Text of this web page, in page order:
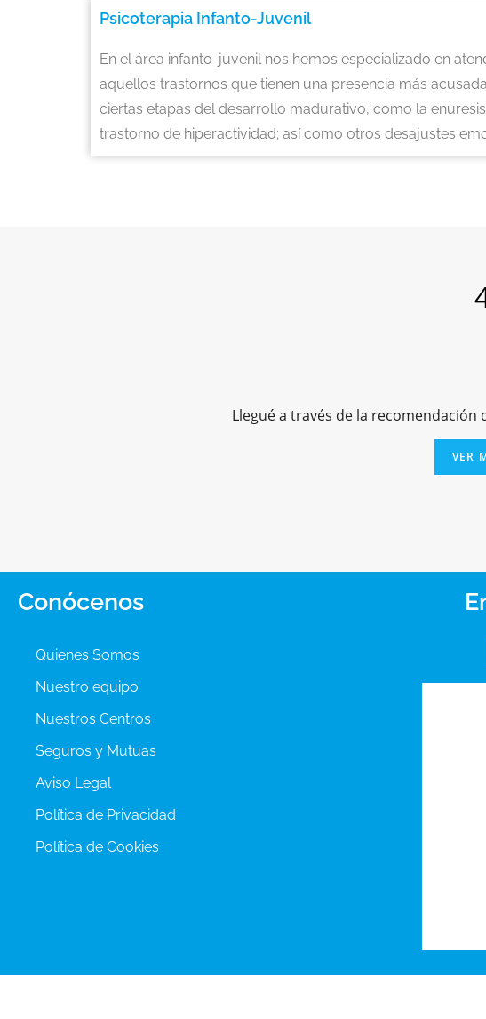
Psicoterapia Infanto-Juvenil
En el área infanto-juvenil nos hemos especializado en
aquellos trastornos que tienen una presencia más
ciertas etapas del desarrollo madurativo, como la
trastorno de hiperactividad; así como otros desajustes
Llegué a través de la
VER
Conócenos
Quienes Somos
Nuestro equipo
Nuestros Centros
Seguros y Mutuas
Aviso Legal
Política de Privacidad
Política de Cookies